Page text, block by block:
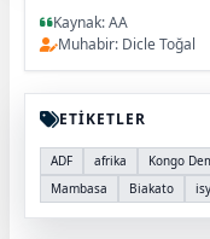
Kaynak: AA
Muhabir: Dicle Toğal
ETİKETLER
ADF afrika Kongo
Mambasa
Biakato